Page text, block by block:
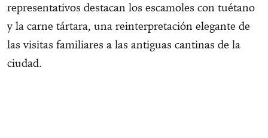
representativos destacan los escamoles con tuétano
y la carne tártara, una reinterpretación elegante de
las visitas familiares a las antiguas cantinas de la
ciudad.